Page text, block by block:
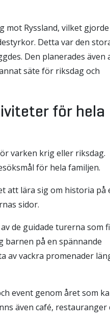
mot Ryssland, vilket
Detta var den
Den planerades även
säte för riksdag och
för hela
varken krig eller riksdag.
för hela familjen.
att lära sig om historia på
sidor.
de guidade turerna som
barnen på en spännande
av vackra promenader
event genom året som
även café, restauranger